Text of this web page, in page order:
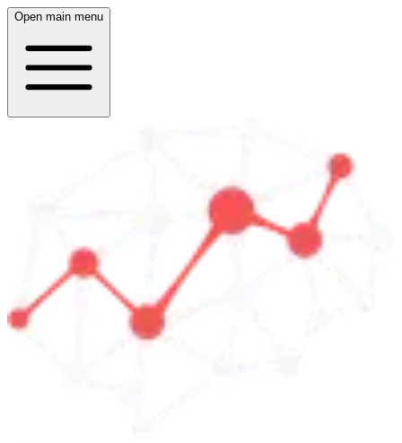
Open main menu